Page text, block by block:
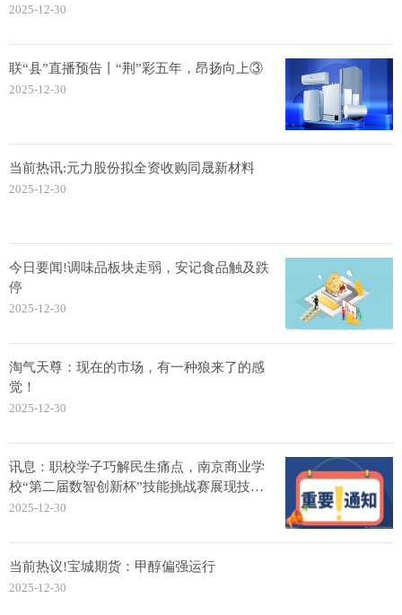
2025-12-30
联“县”直播预告丨“荆”彩五年，昂扬向上③
2025-12-30
当前热讯:元力股份拟全资收购同晟新材料
2025-12-30
今日要闻!调味品板块走弱，安记食品触及跌
停
2025-12-30
淘气天尊：现在的市场，有一种狼来了的感
觉！
2025-12-30
讯息：职校学子巧解民生痛点，南京商业学
校“第二届数智创新杯”技能挑战赛展现技术
温度
2025-12-30
当前热议!宝城期货：甲醇偏强运行
2025-12-30